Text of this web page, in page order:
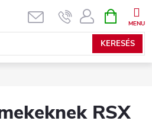
KERESÉS
KOSÁR
RSX